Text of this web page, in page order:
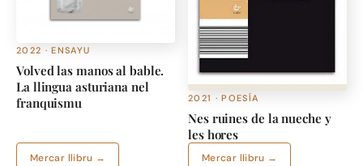
2022 · ENSAYU
Volved las manos al bable.
La llingua asturiana nel
franquismu
Mercar llibru →
2021 · POESÍA
Nes ruines de la nueche y
les hores
Mercar llibru →